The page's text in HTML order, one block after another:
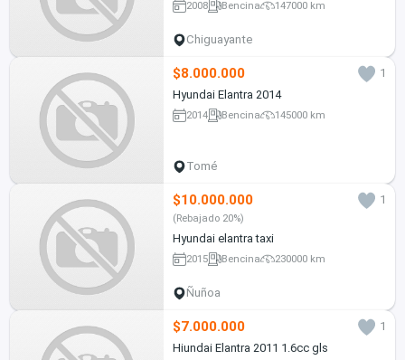
2008 Bencina 147000 km
Chiguayante
$8.000.000
1
Hyundai Elantra 2014
2014 Bencina 145000 km
Tomé
$10.000.000 1
(Rebajado 20%)
Hyundai elantra taxi
2015 Bencina 230000 km
Ñuñoa
$7.000.000
1
Hiundai Elantra 2011 1.6cc gls